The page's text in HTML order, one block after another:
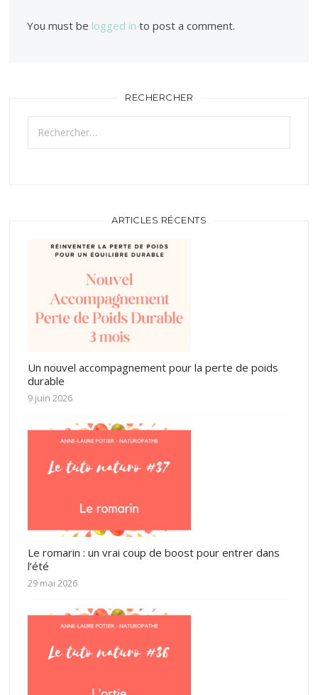
You must be logged in to post a comment.
RECHERCHER
Rechercher :
ARTICLES RÉCENTS
Un nouvel accompagnement pour la perte de poids
durable
9 juin 2026
Le romarin : un vrai coup de boost pour entrer dans
l’été
29 mai 2026